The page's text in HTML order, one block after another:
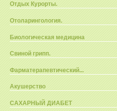
Отдых Курорты.
Отоларингология.
Биологическая медицина
Свиной грипп.
Фарматерапевтический...
Акушерство
САХАРНЫЙ ДИАБЕТ